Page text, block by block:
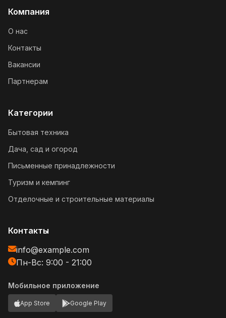
Компания
О нас
Контакты
Вакансии
Партнерам
Категории
Бытовая техника
Дача, сад и огород
Письменные принадлежности
Туризм и кемпинг
Отделочные и строительные материалы
Контакты
info@example.com
Пн-Вс: 9:00 - 21:00
Мобильное приложение
App Store Google Play